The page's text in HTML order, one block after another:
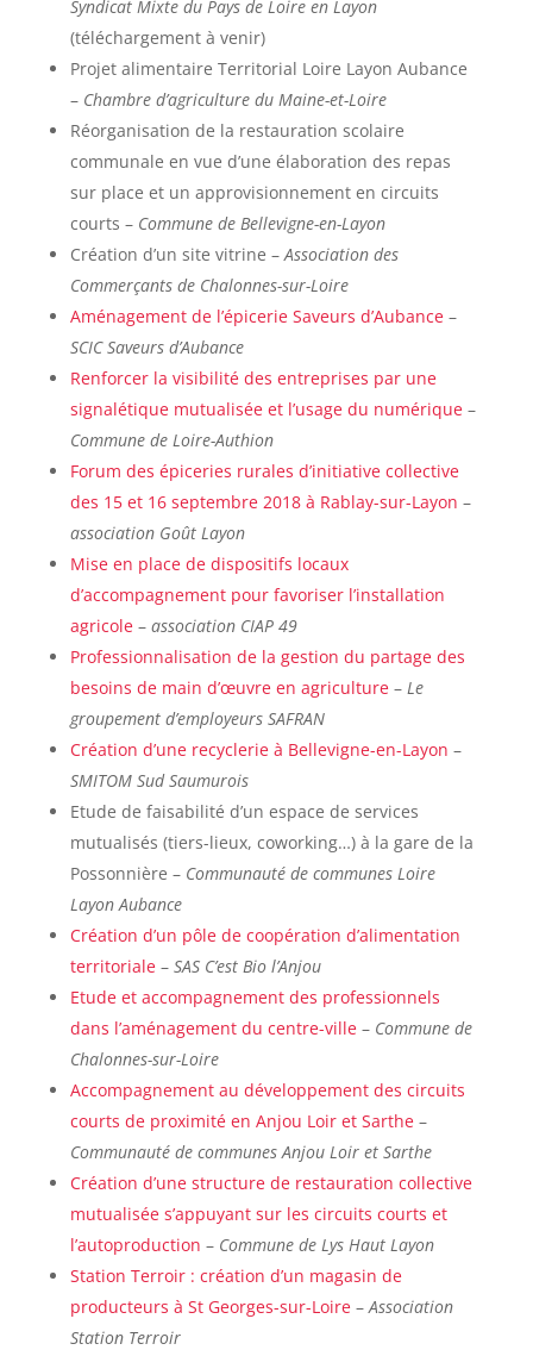
Syndicat Mixte du Pays de Loire en Layon
(téléchargement à venir)
Projet alimentaire Territorial Loire Layon Aubance
–Chambre d’agriculture du Maine-et-Loire
Réorganisation de la restauration scolaire
communale en vue d’une élaboration des repas
sur place et un approvisionnement en circuits
courts – Commune de Bellevigne-en-Layon
Création d’un site vitrine –Association des
Commerçants de Chalonnes-sur-Loire
Aménagement de l’épicerie Saveurs d’Aubance–
SCIC Saveurs d’Aubance
Renforcer la visibilité des entreprises par une
signalétique mutualisée et l’usage du numérique–
Commune de Loire-Authion
Forum des épiceries rurales d’initiative collective
des 15 et 16 septembre 2018 à Rablay-sur-Layon –
association Goût Layon
Mise en place de dispositifs locaux
d’accompagnement pour favoriser l’installation
agricole– association CIAP 49
Professionnalisation de la gestion du partage des
besoins de main d’œuvre en agriculture– Le
groupement d’employeurs SAFRAN
Création d’une recyclerie à Bellevigne-en-Layon –
SMITOM Sud Saumurois
Etude de faisabilité d’un espace de services
mutualisés (tiers-lieux, coworking…) à la gare de la
Possonnière – Communauté de communes Loire
Layon Aubance
Création d’un pôle de coopération d’alimentation
territoriale– SAS C’est Bio l’Anjou
Etude et accompagnement des professionnels
dans l’aménagement du centre-ville– Commune de
Chalonnes-sur-Loire
Accompagnement au développement des circuits
courts de proximité en Anjou Loir et Sarthe–
Communauté de communes Anjou Loir et Sarthe
Création d’une structure de restauration collective
mutualisée s’appuyant sur les circuits courts et
l’autoproduction – Commune de Lys Haut Layon
Station Terroir : création d’un magasin de
producteurs à St Georges-sur-Loire–Association
Station Terroir